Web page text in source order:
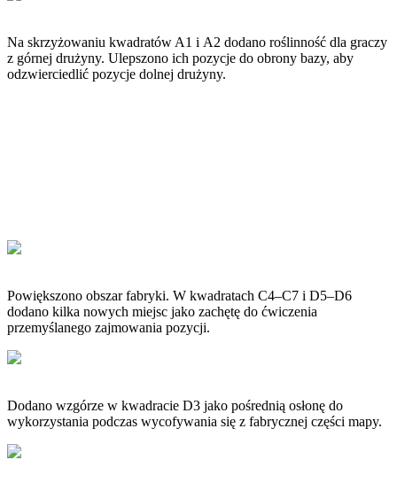
Na skrzyżowaniu kwadratów A1 i A2 dodano roślinność dla graczy
z górnej drużyny. Ulepszono ich pozycje do obrony bazy, aby
odzwierciedlić pozycje dolnej drużyny.
Powiększono obszar fabryki. W kwadratach C4–C7 i D5–D6
dodano kilka nowych miejsc jako zachętę do ćwiczenia
przemyślanego zajmowania pozycji.
Dodano wzgórze w kwadracie D3 jako pośrednią osłonę do
wykorzystania podczas wycofywania się z fabrycznej części mapy.